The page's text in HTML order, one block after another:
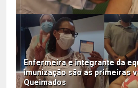
Enfermeira e integrante da
imunização são as primeiras
Queimados